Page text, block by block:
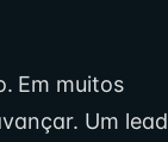
Em muitos
Um lead